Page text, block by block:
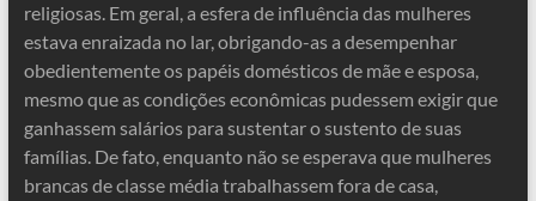
religiosas. Em geral, a esfera de influência das mulheres
estava enraizada no lar, obrigando-as a desempenhar
obedientemente os papéis domésticos de mãe e esposa,
mesmo que as condições econômicas pudessem exigir que
ganhassem salários para sustentar o sustento de suas
famílias. De fato, enquanto não se esperava que mulheres
brancas de classe média trabalhassem fora de casa,